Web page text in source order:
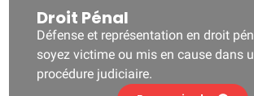
Droit Pénal
Défense et représentation en droit
soyez victime ou mis en cause dans
procédure judiciaire.